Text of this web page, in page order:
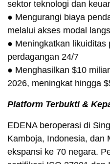
sektor teknologi dan
● Mengurangi biaya
melalui akses modal
● Meningkatkan likuiditas
perdagangan 24/7
● Menghasilkan $10
2026, meningkat hingga
Platform Terbukti &
EDENA beroperasi di
Kamboja, Indonesia, dan
ekspansi ke 70 negara.